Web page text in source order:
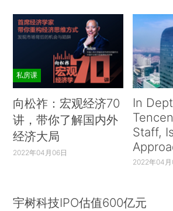
私房课
向松祚：宏观经济70
讲，带你了解国内外
经济大局
2022年04月06日
In
Staff,
2022年04月
宇树科技IPO估值600亿元